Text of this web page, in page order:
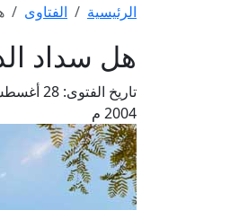
الرئيسية الفتاوى
هل سداد
تاريخ الفتوى:
28
2004 م